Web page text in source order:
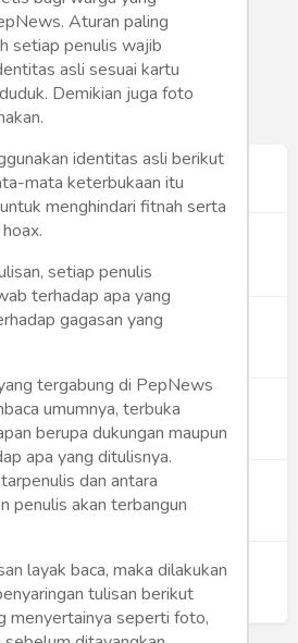
Berbasis Pesantren:
Medikal Bedah UNIMUS di
Putra UNIMUS
dalam Perluasan
Merah Putih Buka
Baru di Desa
dan Upaya Negara
Inklusif
Putih Didorong untuk
Manfaat APBN
Aturan paling
setiap penulis wajib
asli sesuai kartu
Demikian juga foto
identitas asli berikut
mata keterbukaan itu
menghindari fitnah serta
setiap penulis
terhadap apa yang
gagasan yang
tergabung di PepNews
umumnya, terbuka
berupa dukungan maupun
apa yang ditulisnya.
dan antara
penulis akan terbangun
layak baca, maka dilakukan
tulisan berikut
menyertainya seperti foto,